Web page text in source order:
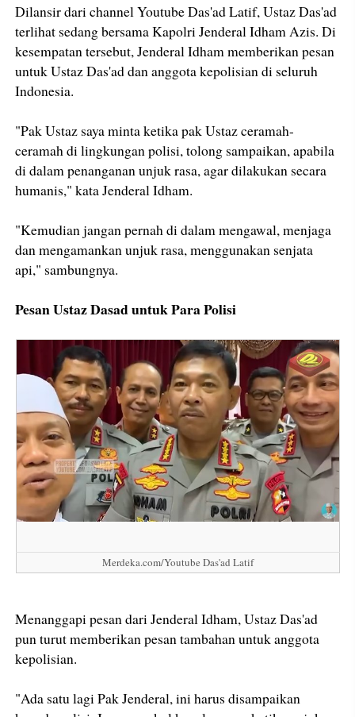
Dilansir dari channel Youtube Das'ad Latif, Ustaz Das'ad
terlihat sedang bersama Kapolri Jenderal Idham Azis. Di
kesempatan tersebut, Jenderal Idham memberikan pesan
untuk Ustaz Das'ad dan anggota kepolisian di seluruh
Indonesia.
"Pak Ustaz saya minta ketika pak Ustaz ceramah-
ceramah di lingkungan polisi, tolong sampaikan, apabila
di dalam penanganan unjuk rasa, agar dilakukan secara
humanis," kata Jenderal Idham.
"Kemudian jangan pernah di dalam mengawal, menjaga
dan mengamankan unjuk rasa, menggunakan senjata
api," sambungnya.
Pesan Ustaz Dasad untuk Para Polisi
Merdeka.com/Youtube Das'ad Latif
Menanggapi pesan dari Jenderal Idham, Ustaz Das'ad
pun turut memberikan pesan tambahan untuk anggota
kepolisian.
"Ada satu lagi Pak Jenderal, ini harus disampaikan